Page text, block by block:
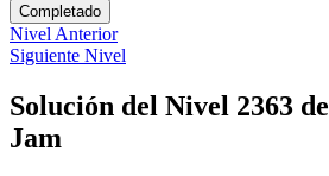
Completado
Nivel Anterior
Siguiente Nivel
Solución del Nivel 2363
Jam